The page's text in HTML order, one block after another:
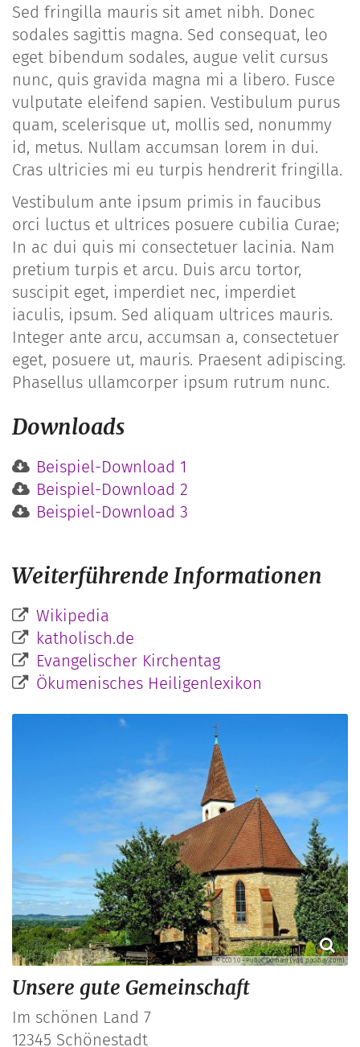
Sed fringilla mauris sit amet nibh. Donec
sodales sagittis magna. Sed consequat, leo
eget bibendum sodales, augue velit cursus
nunc, quis gravida magna mi a libero. Fusce
vulputate eleifend sapien. Vestibulum purus
quam, scelerisque ut, mollis sed, nonummy
id, metus. Nullam accumsan lorem in dui.
Cras ultricies mi eu turpis hendrerit fringilla.
Vestibulum ante ipsum primis in faucibus
orci luctus et ultrices posuere cubilia Curae;
In ac dui quis mi consectetuer lacinia. Nam
pretium turpis et arcu. Duis arcu tortor,
suscipit eget, imperdiet nec, imperdiet
iaculis, ipsum. Sed aliquam ultrices mauris.
Integer ante arcu, accumsan a, consectetuer
eget, posuere ut, mauris. Praesent adipiscing.
Phasellus ullamcorper ipsum rutrum nunc.
Downloads
Beispiel-Download 1
Beispiel-Download 2
Beispiel-Download 3
Weiterführende Informationen
Wikipedia
katholisch.de
Evangelischer Kirchentag
Ökumenisches Heiligenlexikon
© CC0 1.0 - Public Domain (von pixabay.com)
Unsere gute Gemeinschaft
Im schönen Land 7
12345 Schönestadt